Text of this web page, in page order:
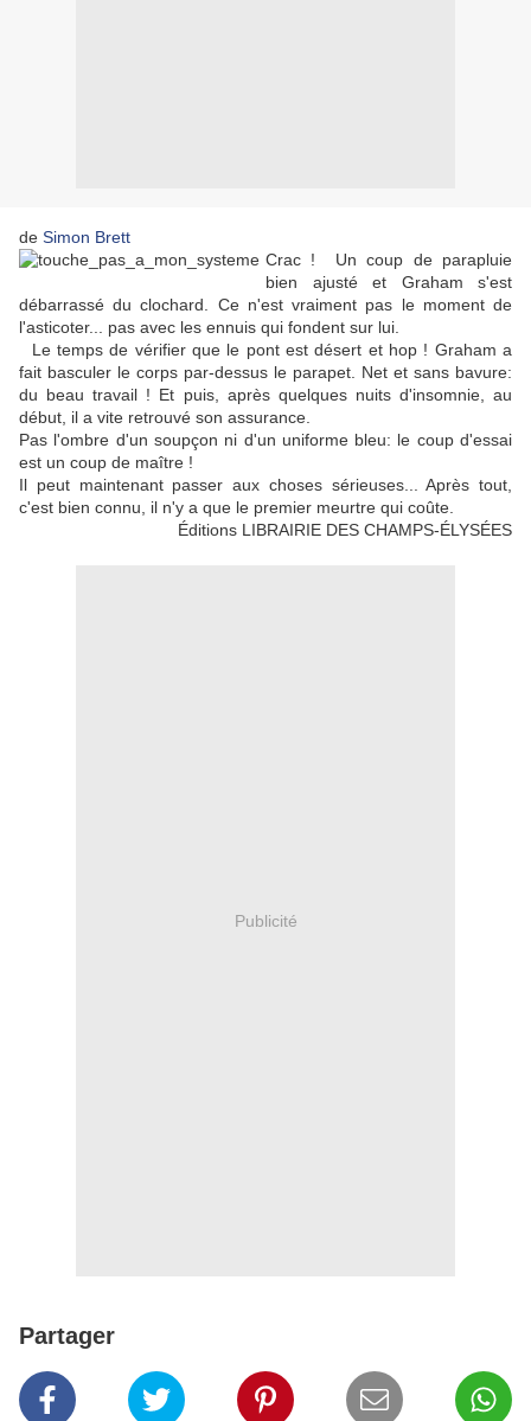
de Simon Brett
Crac ! Un coup de parapluie
bien ajusté et Graham s'est
débarrassé du clochard. Ce n'est vraiment pas le moment de
l'asticoter... pas avec les ennuis qui fondent sur lui.
Le temps de vérifier que le pont est désert et hop ! Graham a
fait basculer le corps par-dessus le parapet. Net et sans bavure:
du beau travail ! Et puis, après quelques nuits d'insomnie, au
début, il a vite retrouvé son assurance.
Pas l'ombre d'un soupçon ni d'un uniforme bleu: le coup d'essai
est un coup de maître !
Il peut maintenant passer aux choses sérieuses... Après tout,
c'est bien connu, il n'y a que le premier meurtre qui coûte.
Éditions LIBRAIRIE DES CHAMPS-ÉLYSÉES
Publicité
Partager